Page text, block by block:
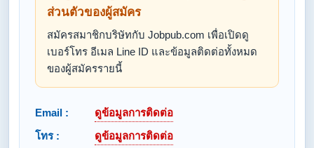
ส่วนตัวของผู้สมัคร
สมัครสมาชิกบริษัทกับ Jobpub.com เพื่อเปิดดู
เบอร์โทร อีเมล Line ID และข้อมูลติดต่อทั้งหมด
ของผู้สมัครรายนี้
Email :
ดูข้อมูลการติดต่อ
โทร :
ดูข้อมูลการติดต่อ